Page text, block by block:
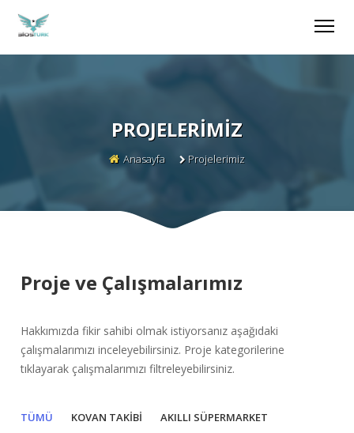
PROJELERIMIZ
Anasayfa Projelerimiz
Proje ve Çalışmalarımız
Hakkımızda fikir sahibi olmak istiyorsanız aşağıdaki
çalışmalarımızı inceleyebilirsiniz. Proje kategorilerine
tıklayarak çalışmalarımızı filtreleyebilirsiniz.
TÜMÜ KOVAN TAKİBİ
AKILLI SÜPERMARKET